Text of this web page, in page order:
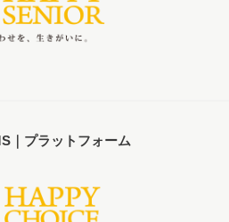
｜プラットフォーム